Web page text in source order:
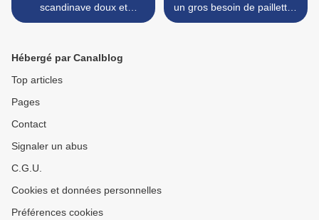
scandinave doux et
chaleureux de Bloomingville
un gros besoin de paillettes
dans la vie) >
Hébergé par Canalblog
Top articles
Pages
Contact
Signaler un abus
C.G.U.
Cookies et données personnelles
Préférences cookies